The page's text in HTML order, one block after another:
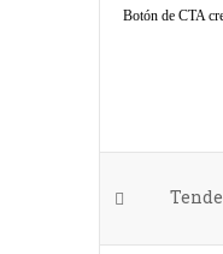
Botón de CTA